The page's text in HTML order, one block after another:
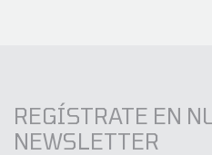
REGÍSTRATE EN
NEWSLETTER